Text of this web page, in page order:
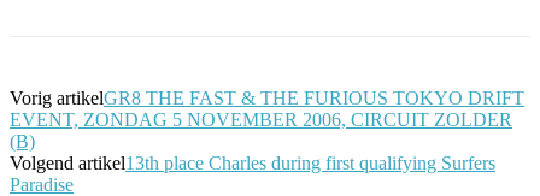
Vorig artikelGR8 THE FAST & THE FURIOUS TOKYO DRIFT
EVENT, ZONDAG 5 NOVEMBER 2006, CIRCUIT ZOLDER
(B)
Volgend artikel13th place Charles during first qualifying Surfers
Paradise